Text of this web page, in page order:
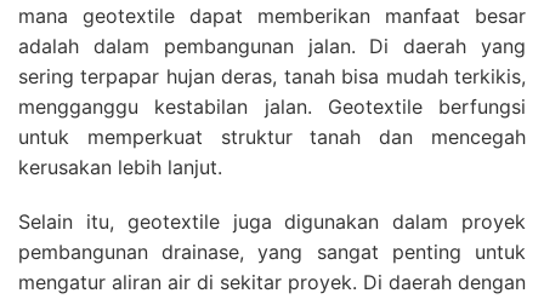
mana geotextile dapat memberikan manfaat besar
adalah dalam pembangunan jalan. Di daerah yang
sering terpapar hujan deras, tanah bisa mudah terkikis,
mengganggu kestabilan jalan. Geotextile berfungsi
untuk memperkuat struktur tanah dan mencegah
kerusakan lebih lanjut.
Selain itu, geotextile juga digunakan dalam proyek
pembangunan drainase, yang sangat penting untuk
mengatur aliran air di sekitar proyek. Di daerah dengan